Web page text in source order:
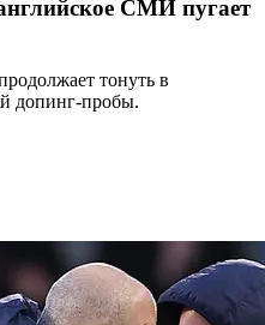
СМИ пугает
тонуть в
допинг-пробы.